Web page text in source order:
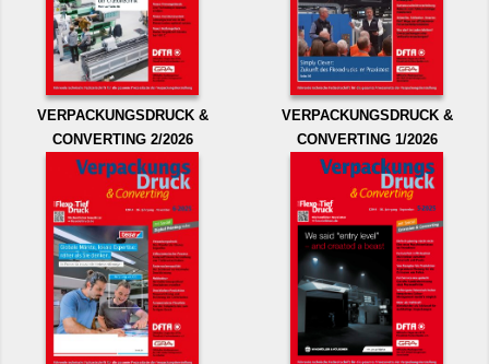
VERPACKUNGSDRUCK &
CONVERTING 2/2026
VERPACKUNGSDRUCK &
CONVERTING 1/2026